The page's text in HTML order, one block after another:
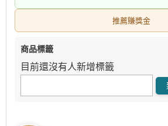
推薦賺獎金
商品標籤
目前還沒有人新增標籤